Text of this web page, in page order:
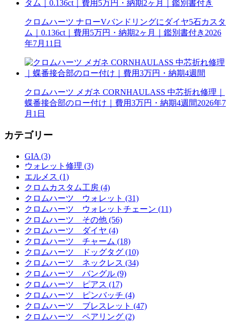
クロムハーツ ナローVバンドリングにダイヤ5石カスタ
ム｜0.136ct｜費用5万円・納期2ヶ月｜鑑別書付き 2026
年7月11日
クロムハーツ メガネ CORNHAULASS 中芯折れ修理｜
蝶番接合部のロー付け｜費用3万円・納期4週間2026年7
月1日
カテゴリー
GIA (3)
ウォレット修理 (3)
エルメス (1)
クロムカスタム工房 (4)
クロムハーツ ウォレット (31)
クロムハーツ ウォレットチェーン (11)
クロムハーツ その他 (56)
クロムハーツ ダイヤ (4)
クロムハーツ チャーム (18)
クロムハーツ ドッグタグ (10)
クロムハーツ ネックレス (34)
クロムハーツ バングル (9)
クロムハーツ ピアス (17)
クロムハーツ ピンバッチ (4)
クロムハーツ ブレスレット (47)
クロムハーツ ペアリング (2)